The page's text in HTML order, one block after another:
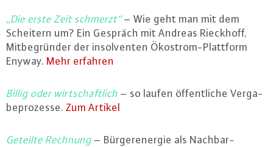
„Die erste Zeit schmerzt“– Wie geht man mit dem
Scheitern um? Ein Gespräch mit Andreas Rieckhoff,
Mit­be­grün­der der in­sol­ven­ten Öko­strom-Platt­form
Enyway. Mehr erfahren
Billig oder wirt­schaft­lich – so laufen öf­fent­li­che Ver­ga­
be­pro­zes­se. Zum Artikel
Geteilte Rechnung – Bür­ge­r­ener­gie als Nach­bar­